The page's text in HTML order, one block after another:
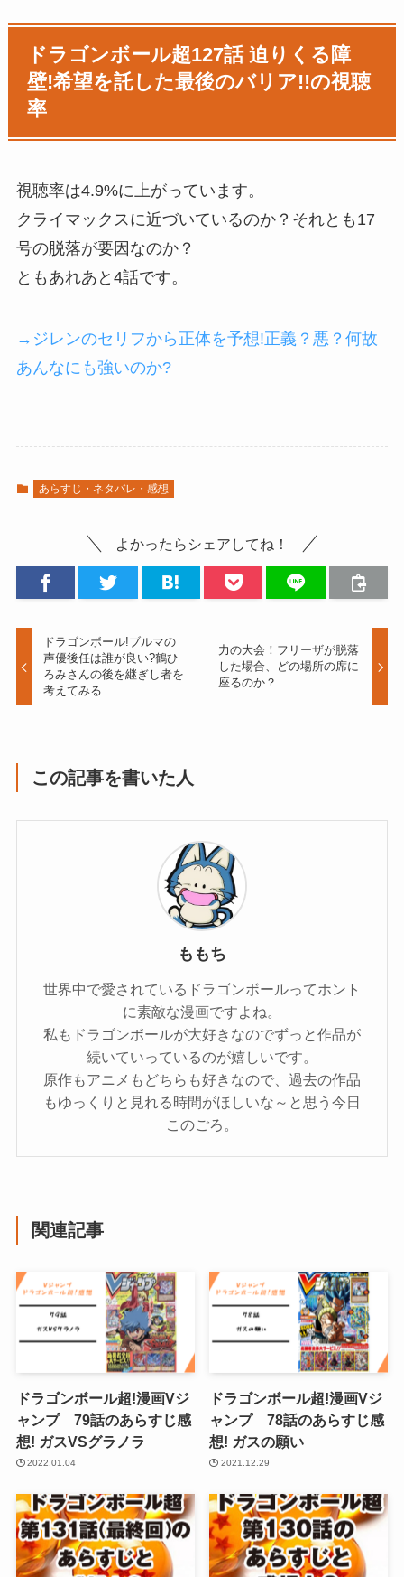
ドラゴンボール超127話 迫りくる障
壁!希望を託した最後のバリア!!の視聴
率
視聴率は4.9%に上がっています。
クライマックスに近づいているのか？それとも17
号の脱落が要因なのか？
ともあれあと4話です。
→ジレンのセリフから正体を予想!正義？悪？何故
あんなにも強いのか?
あらすじ・ネタバレ・感想
よかったらシェアしてね！
ドラゴンボール!ブルマの
声優後任は誰が良い?鶴ひ
ろみさんの後を継ぎし者を
考えてみる
力の大会！フリーザが脱落
した場合、どの場所の席に
座るのか？
この記事を書いた人
ももち
世界中で愛されているドラゴンボールってホント
に素敵な漫画ですよね。
私もドラゴンボールが大好きなのでずっと作品が
続いていっているのが嬉しいです。
原作もアニメもどちらも好きなので、過去の作品
もゆっくりと見れる時間がほしいな～と思う今日
このごろ。
関連記事
ドラゴンボール超!漫画Vジ
ャンプ 79話のあらすじ感
想! ガスVSグラノラ
2022.01.04
ドラゴンボール超!漫画Vジ
ャンプ 78話のあらすじ感
想! ガスの願い
2021.12.29